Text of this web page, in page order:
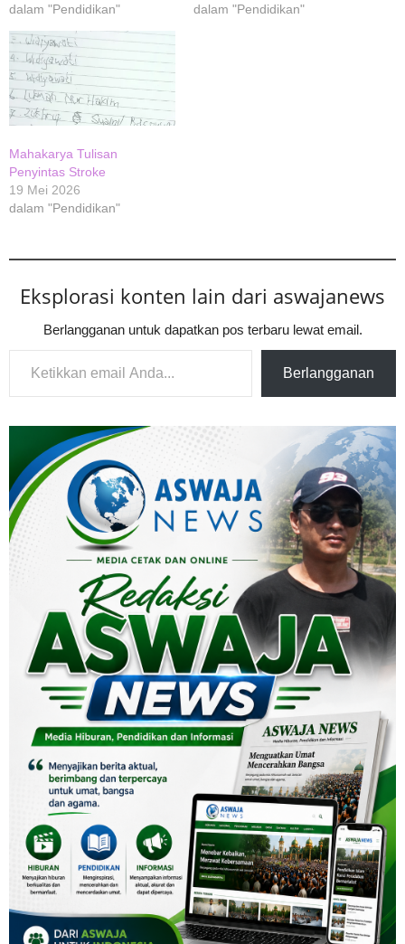
dalam "Pendidikan"
dalam "Pendidikan"
Mahakarya Tulisan
Penyintas Stroke
19 Mei 2026
dalam "Pendidikan"
Eksplorasi konten lain dari aswajanews
Berlangganan untuk dapatkan pos terbaru lewat email.
Ketikkan email Anda...
Berlangganan